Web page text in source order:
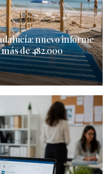
nuevo informe
de 482.000